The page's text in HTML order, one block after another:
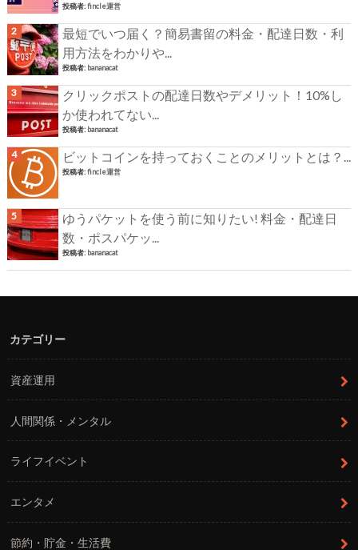
投稿者:fincle運営
最短でいつ届く？簡易書留の料金・配達日数・利
用方法をわかりや...
投稿者: bananacat
クリックポストの配達日数やデメリット！10%し
か使われてない...
投稿者: bananacat
ビットコインを持っておくことのメリットとは？...
投稿者:fincle運営
ゆうパケットを使う前に知りたい! 料金・配達日
数・ポスパケッ...
投稿者: bananacat
カテゴリー
資産運用
人間関係・メンタル
ライフイベント
エンタメ
節約・貯金・生活費